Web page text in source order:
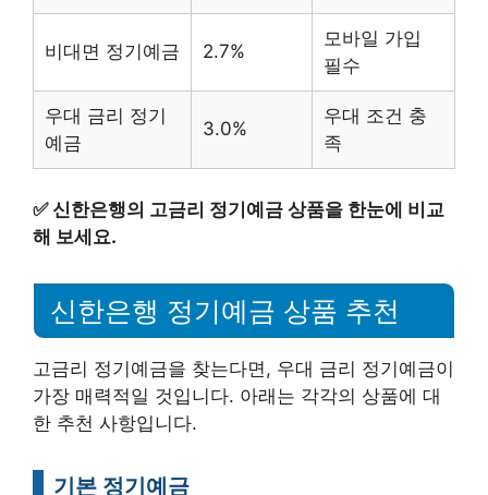
비대면 정기예금 2.7%
모바일 가입
필수
우대 금리 정기
예금
3.0%
우대 조건 충
족
✅신한은행의 고금리 정기예금 상품을 한눈에 비교
해 보세요.
신한은행 정기예금 상품 추천
고금리 정기예금을 찾는다면, 우대 금리 정기예금이
가장 매력적일 것입니다. 아래는 각각의 상품에 대
한 추천 사항입니다.
기본 정기예금